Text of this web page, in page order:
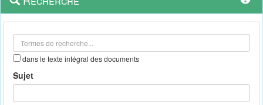
outils
dans le texte intégral des documents
Sujet